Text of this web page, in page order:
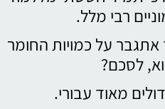
רבי מלל.
אתגבר על כמויות החומר
לסכם?
מאוד עבורי.